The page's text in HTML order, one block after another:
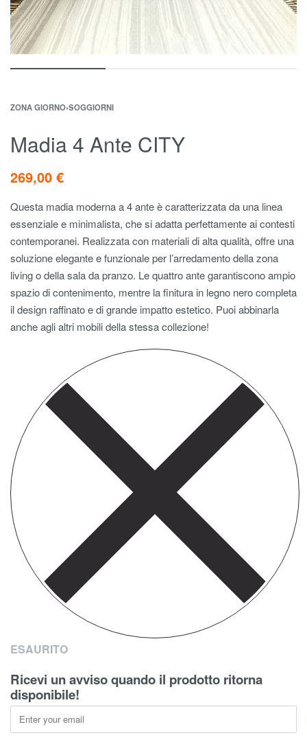
ZONA GIORNO›SOGGIORNI
Madia 4 Ante CITY
269,00 €
Questa madia moderna a 4 ante è caratterizzata da una linea
essenziale e minimalista, che si adatta perfettamente ai contesti
contemporanei. Realizzata con materiali di alta qualità, offre una
soluzione elegante e funzionale per l’arredamento della zona
living o della sala da pranzo. Le quattro ante garantiscono ampio
spazio di contenimento, mentre la finitura in legno nero completa
il design raffinato e di grande impatto estetico. Puoi abbinarla
anche agli altri mobili della stessa collezione!
ESAURITO
Ricevi un avviso quando il prodotto ritorna
disponibile!